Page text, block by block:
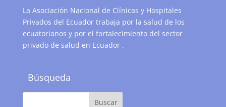
La Asociación Nacional de Clínicas y Hospitales
Privados del Ecuador trabaja por la salud de los
ecuatorianos y por el fortalecimiento del sector
privado de salud en Ecuador .
Búsqueda